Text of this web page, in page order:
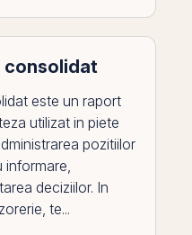
consolidat
este un raport
utilizat in piete
pozitiilor
informare,
deciziilor. In
te...